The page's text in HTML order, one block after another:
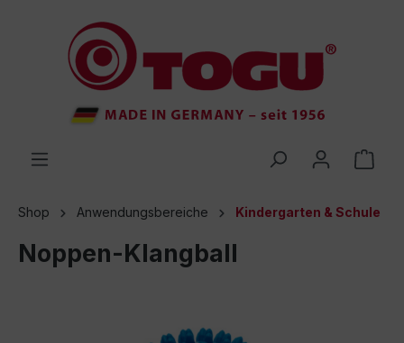
springen
Shop Anwendungsbereiche Kindergarten & Schule
Noppen-Klangball